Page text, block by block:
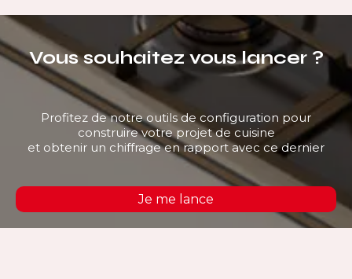
Vous souhaitez vous lancer ?
Profitez de notre outils de configuration pour
construire votre projet de cuisine
et obtenir un chiffrage en rapport avec ce dernier
Je me lance